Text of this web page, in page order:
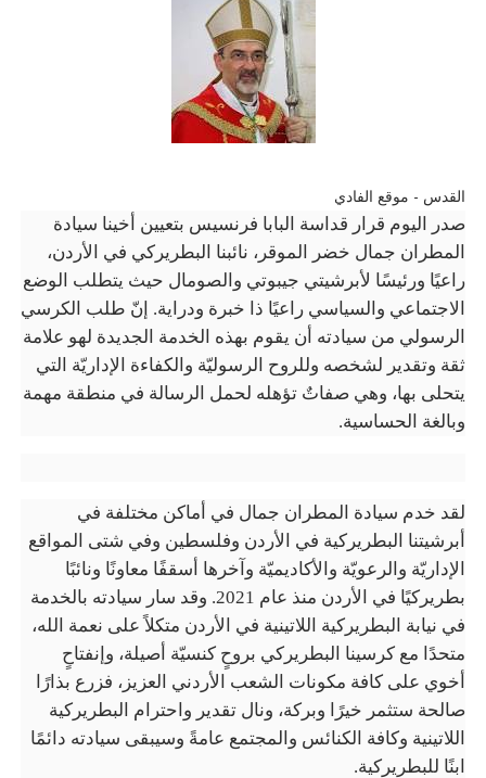
القدس - موقع الفادي
صدر اليوم قرار قداسة البابا فرنسيس بتعيين أخينا سيادة
المطران جمال خضر الموقر، نائبنا البطريركي في الأردن،
راعيًا ورئيسًا لأبرشيتي جيبوتي والصومال حيث يتطلب الوضع
الاجتماعي والسياسي راعيًا ذا خبرة ودراية. إنّ طلب الكرسي
الرسولي من سيادته أن يقوم بهذه الخدمة الجديدة لهو علامة
ثقة وتقدير لشخصه وللروح الرسوليّة والكفاءة الإداريّة التي
يتحلى بها، وهي صفاتٌ تؤهله لحمل الرسالة في منطقة مهمة
وبالغة الحساسية.
لقد خدم سيادة المطران جمال في أماكن مختلفة في
أبرشيتنا البطريركية في الأردن وفلسطين وفي شتى المواقع
الإداريّة والرعويّة والأكاديميّة وآخرها أسقفًا معاونًا ونائبًا
بطريركيًا في الأردن منذ عام 2021. وقد سار سيادته بالخدمة
في نيابة البطريركية اللاتينية في الأردن متكلاً على نعمة الله،
متحدًا مع كرسينا البطريركي بروحٍ كنسيّة أصيلة، وإنفتاحٍ
أخوي على كافة مكونات الشعب الأردني العزيز، فزرع بذارًا
صالحة ستثمر خيرًا وبركة، ونال تقدير واحترام البطريركية
اللاتينية وكافة الكنائس والمجتمع عامةً وسيبقى سيادته دائمًا
ابنًا للبطريركية.